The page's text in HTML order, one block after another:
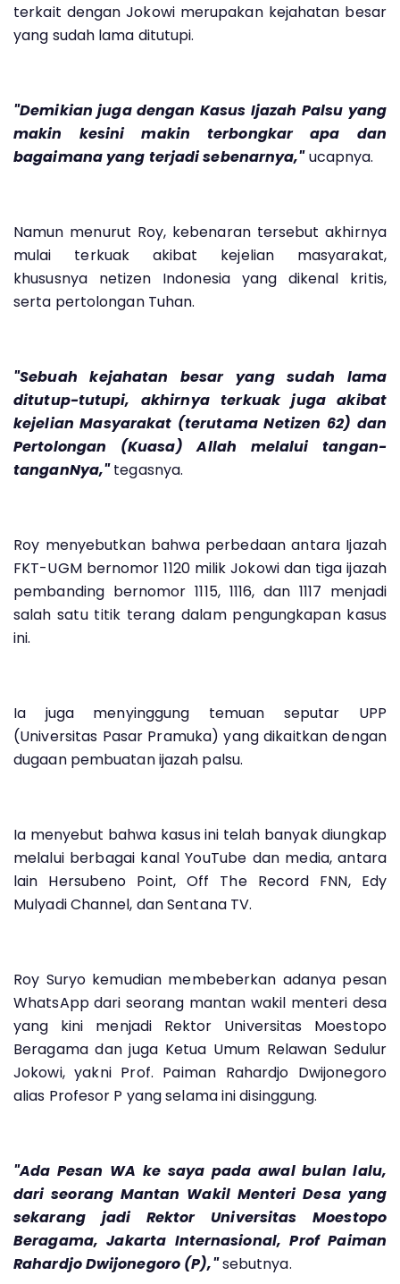
terkait dengan Jokowi merupakan kejahatan besar
yang sudah lama ditutupi.
"Demikian juga dengan Kasus Ijazah Palsu yang
makin kesini makin terbongkar apa dan
bagaimana yang terjadi sebenarnya,"ucapnya.
Namun menurut Roy, kebenaran tersebut akhirnya
mulai terkuak akibat kejelian masyarakat,
khususnya netizen Indonesia yang dikenal kritis,
serta pertolongan Tuhan.
"Sebuah kejahatan besar yang sudah lama
ditutup-tutupi, akhirnya terkuak juga akibat
kejelian Masyarakat (terutama Netizen 62) dan
Pertolongan (Kuasa) Allah melalui tangan-
tanganNya,"tegasnya.
Roy menyebutkan bahwa perbedaan antara Ijazah
FKT-UGM bernomor 1120 milik Jokowi dan tiga ijazah
pembanding bernomor 1115, 1116, dan 1117 menjadi
salah satu titik terang dalam pengungkapan kasus
ini.
Ia juga menyinggung temuan seputar UPP
(Universitas Pasar Pramuka) yang dikaitkan dengan
dugaan pembuatan ijazah palsu.
Ia menyebut bahwa kasus ini telah banyak diungkap
melalui berbagai kanal YouTube dan media, antara
lain Hersubeno Point, Off The Record FNN, Edy
Mulyadi Channel, dan Sentana TV.
Roy Suryo kemudian membeberkan adanya pesan
WhatsApp dari seorang mantan wakil menteri desa
yang kini menjadi Rektor Universitas Moestopo
Beragama dan juga Ketua Umum Relawan Sedulur
Jokowi, yakni Prof. Paiman Rahardjo Dwijonegoro
alias Profesor P yang selama ini disinggung.
"Ada Pesan WA ke saya pada awal bulan lalu,
dari seorang Mantan Wakil Menteri Desa yang
sekarang jadi Rektor Universitas Moestopo
Beragama, Jakarta Internasional, Prof Paiman
Rahardjo Dwijonegoro (P),"sebutnya.